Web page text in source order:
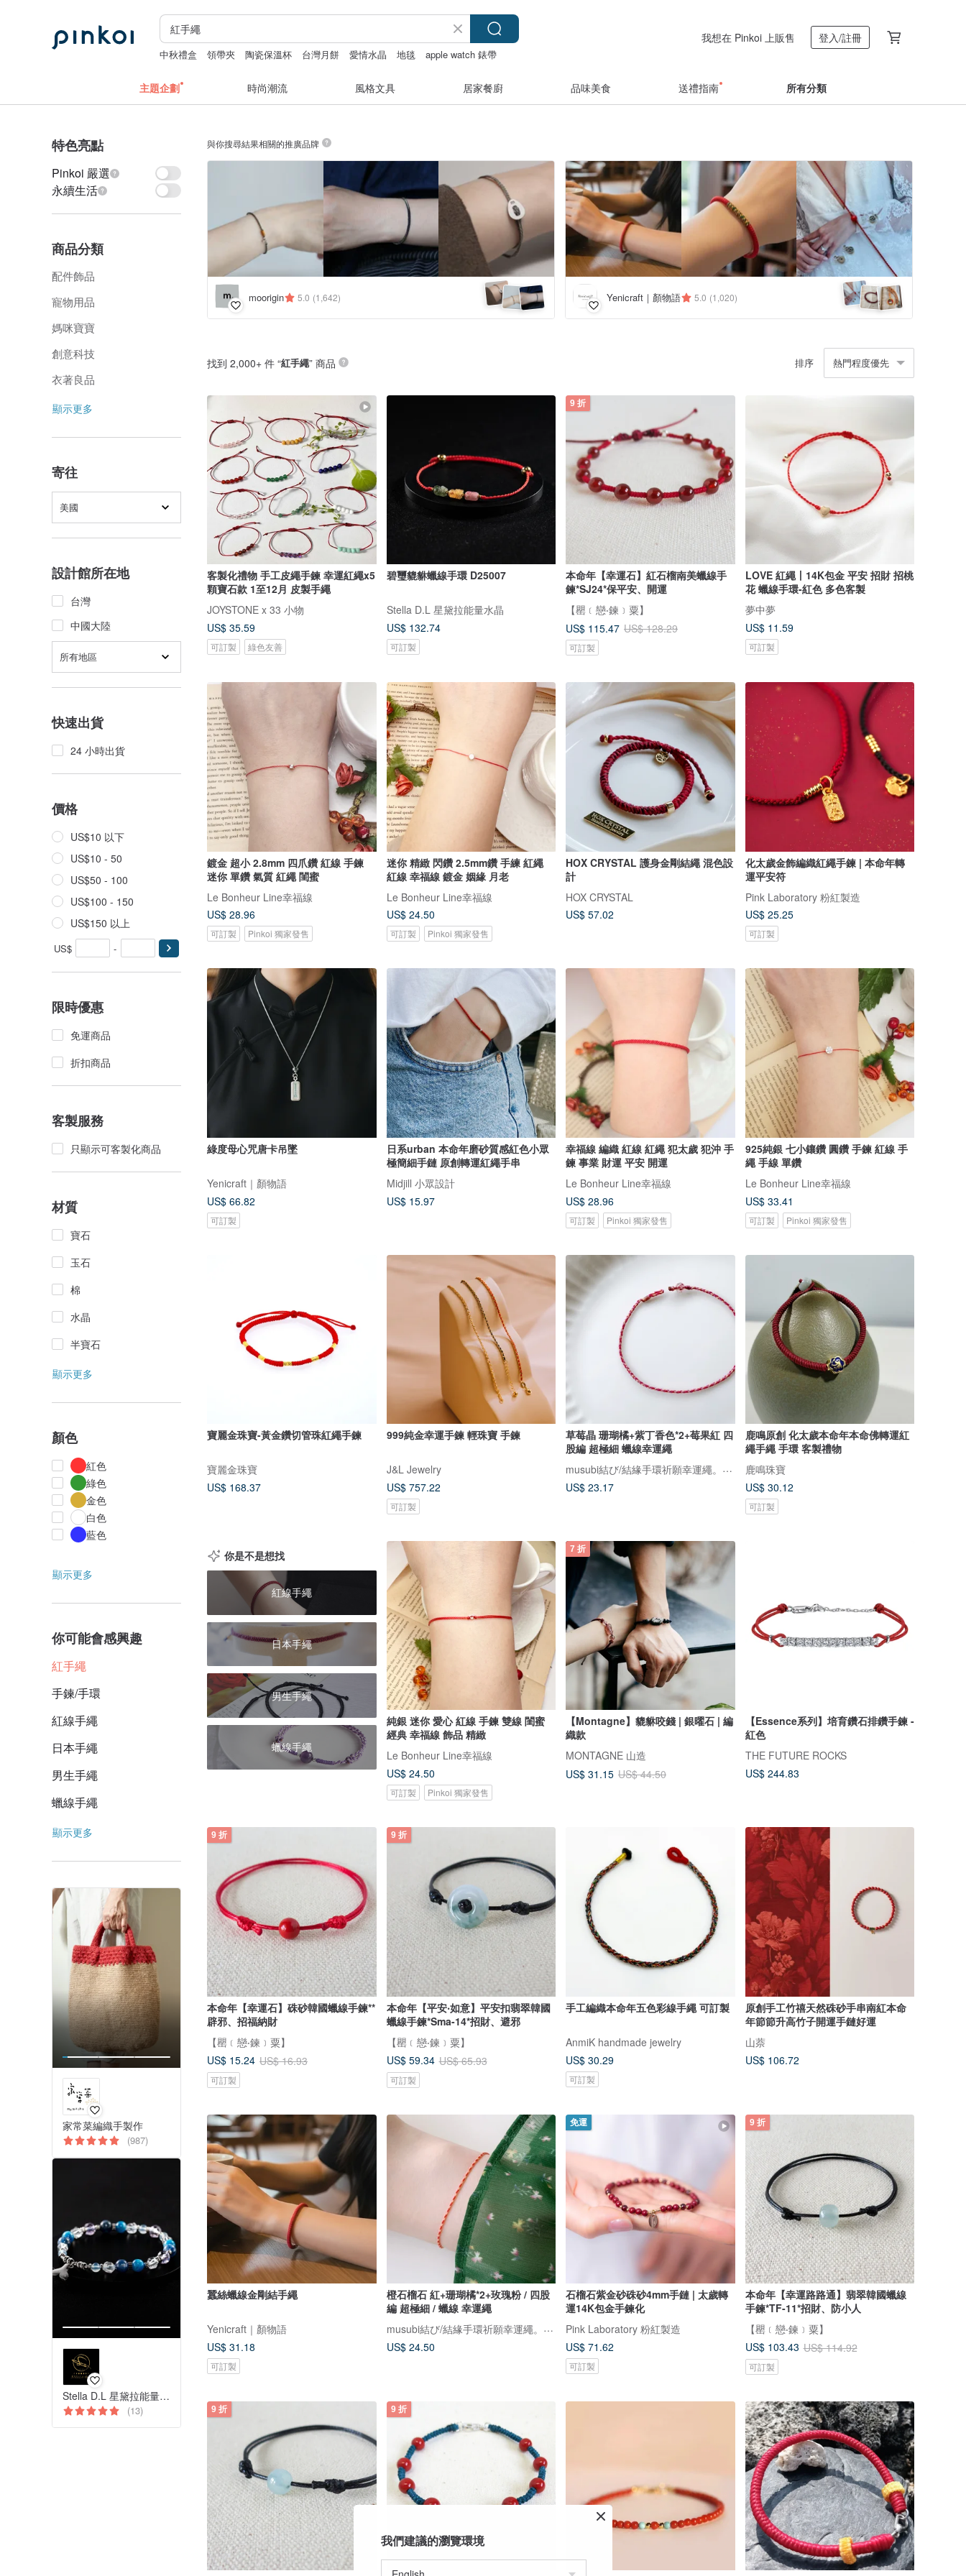
中秋禮盒 領帶夾 陶瓷保溫杯 台灣月餅 愛情水晶 地毯
apple watch 錶帶
我想在 Pinkoi 上販售 登入/註冊
主題企劃 時尚潮流 風格文具 居家餐廚 品味美食 送禮指南 所有分類
特色亮點
Pinkoi 嚴選
永續生活
商品分類
配件飾品
寵物用品
媽咪寶寶
創意科技
衣著良品
顯示更多
寄往
美國
設計館所在地
台灣
中國大陸
所有地區
快速出貨
24 小時出貨
價格
US$10 以下
US$10 - 50
US$50 - 100
US$100 - 150
US$150 以上
US$ -
限時優惠
免運商品
折扣商品
客製服務
只顯示可客製化商品
材質
寶石
玉石
棉
水晶
半寶石
顯示更多
顏色
紅色
綠色
金色
白色
藍色
顯示更多
你可能會感興趣
紅手繩
手鍊/手環
紅線手繩
日本手繩
男生手繩
蠟線手繩
顯示更多
家常菜編織手製作
(987)
Stella D.L 星黛拉能量水晶
(13)
與你搜尋結果相關的推廣品牌
moorigin 5.0 (1,642) Yenicraft｜顏物語 5.0 (1,020)
找到 2,000+ 件 “紅手繩” 商品 排序 熱門程度優先
客製化禮物 手工皮繩手鍊 幸運紅繩x5
顆寶石款 1至12月 皮製手繩
JOYSTONE x 33 小物
US$ 35.59
可訂製 綠色友善
碧璽貔貅蠟線手環 D25007
Stella D.L 星黛拉能量水晶
US$ 132.74
可訂製
9 折
本命年【幸運石】紅石榴南美蠟線手
鍊*SJ24*保平安、開運
【罌﹝戀‧鍊﹞粟】
US$ 115.47 US$ 128.29
可訂製
LOVE 紅繩丨14K包金 平安 招財 招桃
花 蠟線手環-紅色 多色客製
夢中夢
US$ 11.59
可訂製
鍍金 超小 2.8mm 四爪鑽 紅線 手鍊
迷你 單鑽 氣質 紅繩 閨蜜
Le Bonheur Line幸福線
US$ 28.96
可訂製 Pinkoi 獨家發售
迷你 精緻 閃鑽 2.5mm鑽 手練 紅繩
紅線 幸福線 鍍金 姻緣 月老
Le Bonheur Line幸福線
US$ 24.50
可訂製 Pinkoi 獨家發售
HOX CRYSTAL 護身金剛結繩 混色設
計
HOX CRYSTAL
US$ 57.02
化太歲金飾編織紅繩手鍊 | 本命年轉
運平安符
Pink Laboratory 粉紅製造
US$ 25.25
可訂製
綠度母心咒唐卡吊墜
Yenicraft｜顏物語
US$ 66.82
可訂製
日系urban 本命年磨砂質感紅色小眾
極簡細手鏈 原創轉運紅繩手串
Midjill 小眾設計
US$ 15.97
幸福線 編織 紅線 紅繩 犯太歲 犯沖 手
鍊 事業 財運 平安 開運
Le Bonheur Line幸福線
US$ 28.96
可訂製 Pinkoi 獨家發售
925純銀 七小鑲鑽 圓鑽 手鍊 紅線 手
繩 手線 單鑽
Le Bonheur Line幸福線
US$ 33.41
可訂製 Pinkoi 獨家發售
寶麗金珠寶-黃金鑽切管珠紅繩手鍊
寶麗金珠寶
US$ 168.37
999純金幸運手鍊 輕珠寶 手鍊
J&L Jewelry
US$ 757.22
可訂製
草莓晶 珊瑚橘+紫丁香色*2+莓果紅 四
股編 超極細 蠟線幸運繩
musubi結び/結緣手環祈願幸運繩。接單製作，下訂前請先詳閱賣場公告欄
US$ 23.17
鹿鳴原創 化太歲本命年本命佛轉運紅
繩手繩 手環 客製禮物
鹿鳴珠寶
US$ 30.12
可訂製
你是不是想找
紅線手繩
日本手繩
男生手繩
蠟線手繩
純銀 迷你 愛心 紅線 手鍊 雙線 閨蜜
經典 幸福線 飾品 精緻
Le Bonheur Line幸福線
US$ 24.50
可訂製 Pinkoi 獨家發售
7 折
【Montagne】貔貅咬錢 | 銀曜石 | 編
織款
MONTAGNE 山造
US$ 31.15 US$ 44.50
【Essence系列】培育鑽石排鑽手鍊 -
紅色
THE FUTURE ROCKS
US$ 244.83
9 折
本命年【幸運石】硃砂韓國蠟線手鍊**
辟邪、招福納財
【罌﹝戀‧鍊﹞粟】
US$ 15.24 US$ 16.93
可訂製
9 折
本命年【平安‧如意】平安扣翡翠韓國
蠟線手鍊*Sma-14*招財、避邪
【罌﹝戀‧鍊﹞粟】
US$ 59.34 US$ 65.93
可訂製
手工編織本命年五色彩線手繩 可訂製
AnmiK handmade jewelry
US$ 30.29
可訂製
原創手工竹禧天然硃砂手串南紅本命
年節節升高竹子開運手鏈好運
山萘
US$ 106.72
蠶絲蠟線金剛結手繩
Yenicraft｜顏物語
US$ 31.18
可訂製
橙石榴石 紅+珊瑚橘*2+玫瑰粉 / 四股
編 超極細 / 蠟線 幸運繩
musubi結び/結緣手環祈願幸運繩。接單製作，下訂前請先詳閱賣場公告欄
US$ 24.50
免運
石榴石紫金砂硃砂4mm手鏈 | 太歲轉
運14K包金手鍊化
Pink Laboratory 粉紅製造
US$ 71.62
可訂製
9 折
本命年【幸運路路通】翡翠韓國蠟線
手鍊*TF-11*招財、防小人
【罌﹝戀‧鍊﹞粟】
US$ 103.43 US$ 114.92
可訂製
9 折 9 折
我們建議的瀏覽環境